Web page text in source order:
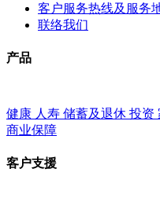
客户服务热线及服务
联络我们
产品
健康 人寿 储蓄及退休 投资
商业保障
客户支援